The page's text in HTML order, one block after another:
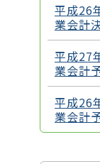
平成26
業会計
平成27
業会計
平成26
業会計